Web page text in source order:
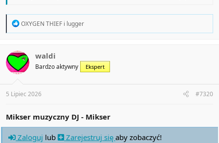
R
t
i
o
s
:
OXYGEN THIEF i lugger
waldi
Bardzo aktywny Ekspert
5 Lipiec 2026 #7320
Mikser muzyczny DJ - Mikser
Zaloguj lub Zarejestruj się aby zobaczyć!